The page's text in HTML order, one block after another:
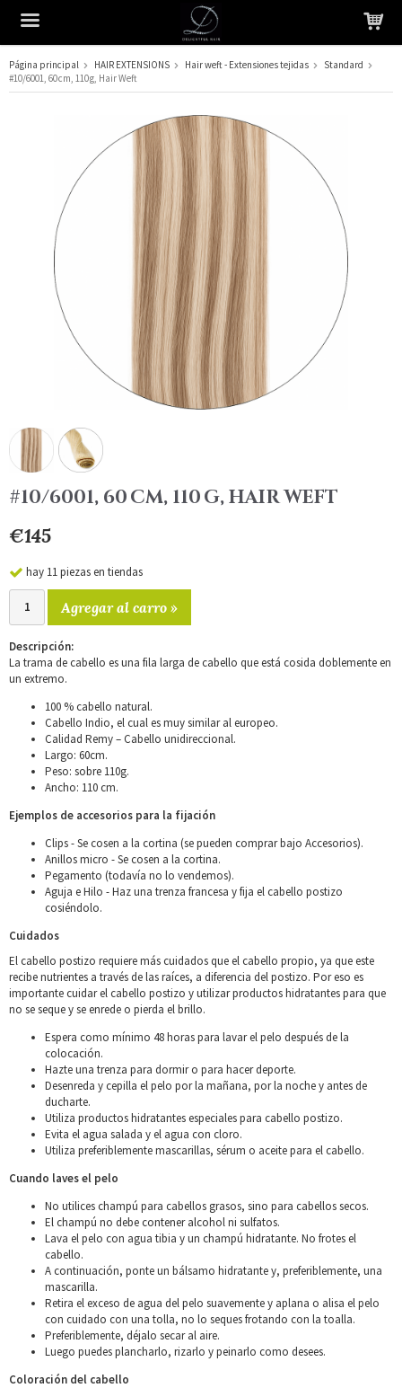
El producto ha sido añadido a su carrito
Página principal HAIR EXTENSIONS Hair weft - Extensiones tejidas
Standard
#10/6001, 60 cm, 110 g, Hair Weft
#10/6001, 60 CM, 110 G, HAIR WEFT
€145
hay 11 piezas en tiendas
Agregar al carro »
Descripción:
La trama de cabello es una fila larga de cabello que está cosida doblemente en
un extremo.
100 % cabello natural.
Cabello Indio, el cual es muy similar al europeo.
Calidad Remy – Cabello unidireccional.
Largo: 60cm.
Peso: sobre 110g.
Ancho: 110 cm.
Ejemplos de accesorios para la fijación
Clips - Se cosen a la cortina (se pueden comprar bajo Accesorios).
Anillos micro - Se cosen a la cortina.
Pegamento (todavía no lo vendemos).
Aguja e Hilo - Haz una trenza francesa y fija el cabello postizo
cosiéndolo.
Cuidados
El cabello postizo requiere más cuidados que el cabello propio, ya que este
recibe nutrientes a través de las raíces, a diferencia del postizo. Por eso es
importante cuidar el cabello postizo y utilizar productos hidratantes para que
no se seque y se enrede o pierda el brillo.
Espera como mínimo 48 horas para lavar el pelo después de la
colocación.
Hazte una trenza para dormir o para hacer deporte.
Desenreda y cepilla el pelo por la mañana, por la noche y antes de
ducharte.
Utiliza productos hidratantes especiales para cabello postizo.
Evita el agua salada y el agua con cloro.
Utiliza preferiblemente mascarillas, sérum o aceite para el cabello.
Cuando laves el pelo
No utilices champú para cabellos grasos, sino para cabellos secos.
El champú no debe contener alcohol ni sulfatos.
Lava el pelo con agua tibia y un champú hidratante. No frotes el
cabello.
A continuación, ponte un bálsamo hidratante y, preferiblemente, una
mascarilla.
Retira el exceso de agua del pelo suavemente y aplana o alisa el pelo
con cuidado con una tolla, no lo seques frotando con la toalla.
Preferiblemente, déjalo secar al aire.
Luego puedes plancharlo, rizarlo y peinarlo como desees.
Coloración del cabello